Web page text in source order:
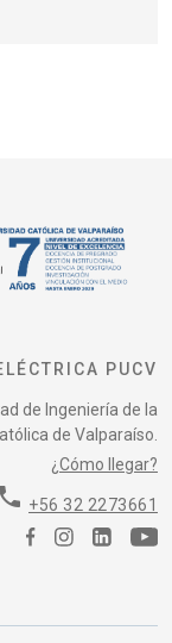
PUCV
de Ingeniería de la
de Valparaíso.
¿Cómo llegar?
phone +56 32 2273661